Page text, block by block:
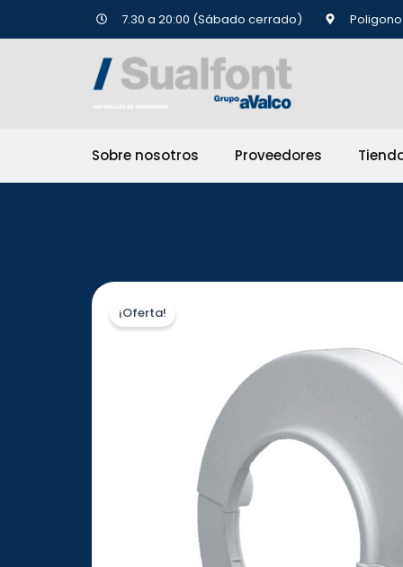
7.30 a 20:00 (Sábado cerrado)
Sobre nosotros Proveedores
¡Oferta!